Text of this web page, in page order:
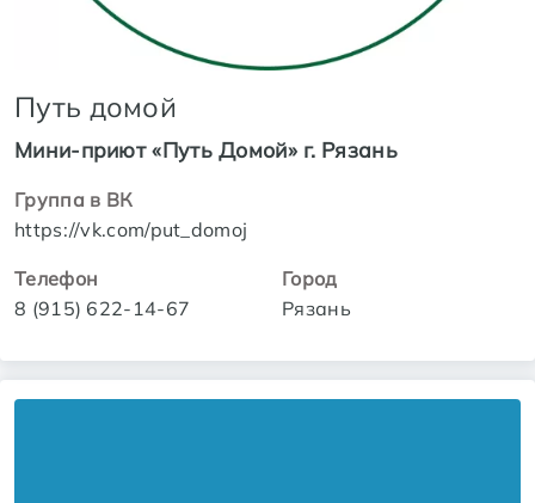
Путь домой
Мини-приют «Путь Домой» г. Рязань
Группа в ВК
https://vk.com/put_domoj
Телефон
8 (915) 622-14-67
Город
Рязань